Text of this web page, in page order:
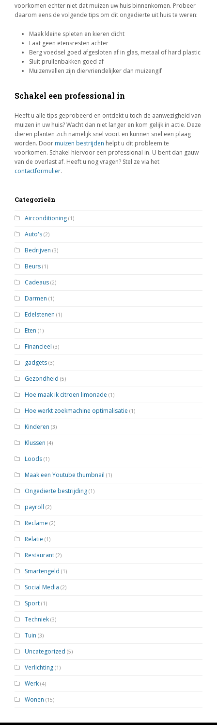
voorkomen echter niet dat muizen uw huis binnenkomen. Probeer
daarom eens de volgende tips om dit ongedierte uit huis te weren:
Maak kleine spleten en kieren dicht
Laat geen etensresten achter
Berg voedsel goed afgesloten af in glas, metaal of hard plastic
Sluit prullenbakken goed af
Muizenvallen zijn diervriendelijker dan muizengif
Schakel een professional in
Heeft u alle tips geprobeerd en ontdekt u toch de aanwezigheid van
muizen in uw huis? Wacht dan niet langer en kom gelijk in actie. Deze
dieren planten zich namelijk snel voort en kunnen snel een plaag
worden. Door muizen bestrijden helpt u dit probleem te
voorkomen. Schakel hiervoor een professional in. U bent dan gauw
van de overlast af. Heeft u nog vragen? Stel ze via het
contactformulier.
Categorieën
Airconditioning (1)
Auto's (2)
Bedrijven (3)
Beurs (1)
Cadeaus (2)
Darmen (1)
Edelstenen (1)
Eten (1)
Financieel (3)
gadgets (3)
Gezondheid (5)
Hoe maak ik citroen limonade (1)
Hoe werkt zoekmachine optimalisatie (1)
Kinderen (3)
Klussen (4)
Loods (1)
Maak een Youtube thumbnail (1)
Ongedierte bestrijding (1)
payroll (2)
Reclame (2)
Relatie (1)
Restaurant (2)
Smartengeld (1)
Social Media (2)
Sport (1)
Techniek (3)
Tuin (3)
Uncategorized (5)
Verlichting (1)
Werk (4)
Wonen (15)